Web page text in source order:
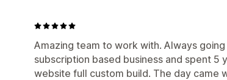
Amazing team to work with. Always
subscription based business and spent 5
website full custom build. The day came